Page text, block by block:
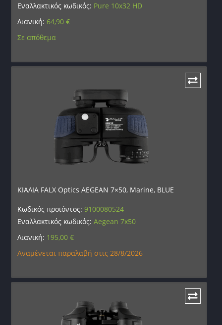
Εναλλακτικός κωδικός: Pure 10x32 HD
Λιανική: 64,90€
Σε απόθεμα
ΚΙΑΛΙΑ FALX Optics AEGEAN 7×50, Marine, BLUE
Κωδικός προϊόντος:9100080524
Εναλλακτικός κωδικός:Aegean 7x50
Λιανική: 195,00€
Αναμένεται παραλαβή στις 28/8/2026